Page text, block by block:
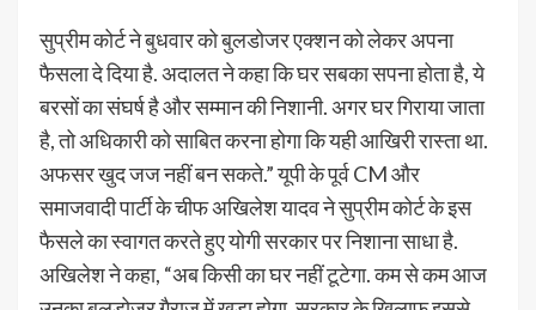
सुप्रीम कोर्ट ने बुधवार को बुलडोजर एक्शन को लेकर अपना
फैसला दे दिया है. अदालत ने कहा कि घर सबका सपना होता है, ये
बरसों का संघर्ष है और सम्मान की निशानी. अगर घर गिराया जाता
है, तो अधिकारी को साबित करना होगा कि यही आखिरी रास्ता था.
अफसर खुद जज नहीं बन सकते.” यूपी के पूर्व CM और
समाजवादी पार्टी के चीफ अखिलेश यादव ने सुप्रीम कोर्ट के इस
फैसले का स्वागत करते हुए योगी सरकार पर निशाना साधा है.
अखिलेश ने कहा, “अब किसी का घर नहीं टूटेगा. कम से कम आज